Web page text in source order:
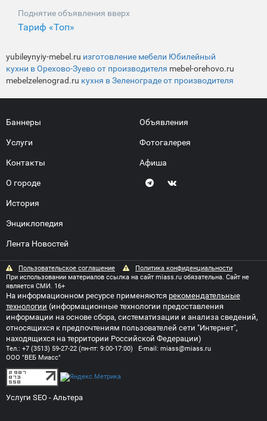
Поднятие объявления вверх
Тариф «Топ»
yubileynyiy-mebel.ru изготовление мебели Юбилейный
кухни в Орехово-Зуево от производителя mebel-orehovo.ru
mebelzelenograd.ru кухня в Зеленограде от производителя
Баннеры
Услуги
Контакты
О городе
История
Энциклопедия
Лента Новостей
Объявления
Фотогалерея
Афиша
Пользовательское соглашение
Политика конфиденциальности
При использовании материалов ссылка на сайт miass.ru обязательна. Сайт не
является СМИ. 16+
На информационном ресурсе применяются рекомендательные
технологии (информационные технологии предоставления
информации на основе сбора, систематизации и анализа сведений,
относящихся к предпочтениям пользователей сети "Интернет",
находящихся на территории Российской Федерации)
Тел.: +7 (3513) 59-27-22 (пн-пт: 9:00-17:00) E-mail: miass@miass.ru
ООО "ВЕБ Миасс"
Услуги SEO - Альтера